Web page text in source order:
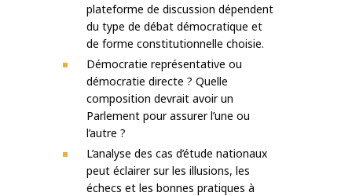
plateforme de discussion dépendent
du type de débat démocratique et
de forme constitutionnelle choisie.
Démocratie représentative ou
démocratie directe ? Quelle
composition devrait avoir un
Parlement pour assurer l’une ou
l’autre ?
L’analyse des cas d’étude nationaux
peut éclairer sur les illusions, les
échecs et les bonnes pratiques à